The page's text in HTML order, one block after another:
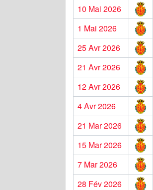
10 Mai 2026
1 Mai 2026
25 Avr 2026
21 Avr 2026
12 Avr 2026
4 Avr 2026
21 Mar 2026
15 Mar 2026
7 Mar 2026
28 Fév 2026